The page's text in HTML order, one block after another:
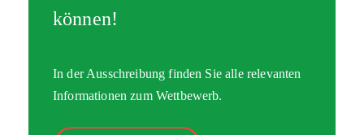
können!
In der Ausschreibung finden Sie alle relevanten
Informationen zum Wettbewerb.